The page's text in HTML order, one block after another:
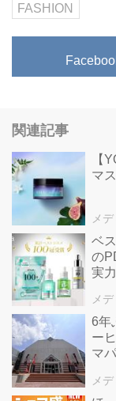
FASHION
関連記事
【
マ
メ
ベ
の
実
メ
6年
ー
マ
メ